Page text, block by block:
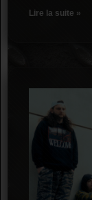
Lire la suite »